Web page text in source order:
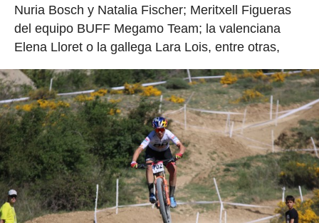
Nuria Bosch y Natalia Fischer; Meritxell Figueras
del equipo BUFF Megamo Team; la valenciana
Elena Lloret o la gallega Lara Lois, entre otras,